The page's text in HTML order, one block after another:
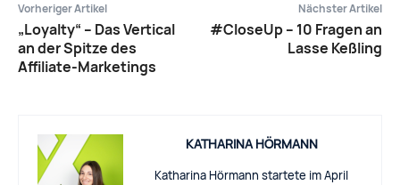
Vorheriger Artikel
„Loyalty“ – Das Vertical
an der Spitze des
Affiliate-Marketings
Nächster Artikel
#CloseUp – 10 Fragen an
Lasse Keßling
KATHARINA HÖRMANN
Katharina Hörmann startete im April